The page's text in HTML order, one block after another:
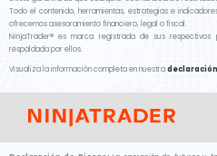
Todo el contenido, herramientas, estrategias e
ofrecemos asesoramiento financiero, legal o fiscal.
NinjaTrader® es marca registrada de sus
respaldada por ellos.
Visualiza la información completa en nuestra